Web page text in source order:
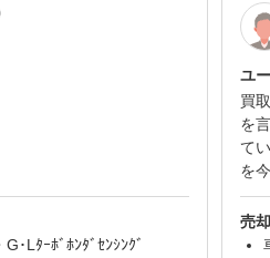
･Lﾀｰﾎﾞﾎﾝﾀﾞｾﾝｼﾝｸﾞ
ユ
買
を
て
を
売